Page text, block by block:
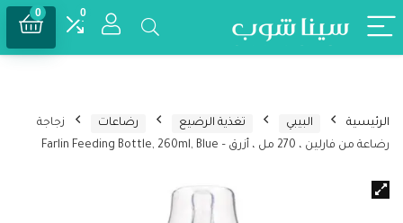
0
0
الرئيسية البيبي تغذية الرضيع رضاعات
زجاجة
رضاعة من فارلين ، 270 مل ، أزرق – Farlin Feeding Bottle, 260ml, Blue